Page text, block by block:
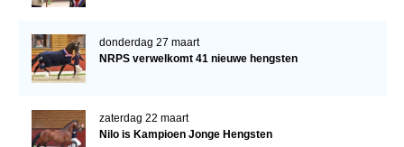
donderdag 27 maart
NRPS verwelkomt 41 nieuwe hengsten
zaterdag 22 maart
Nilo is Kampioen Jonge Hengsten